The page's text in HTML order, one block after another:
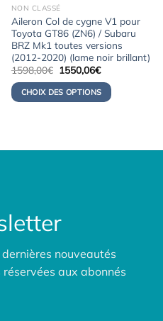
NON CLASSÉ
Aileron Col de cygne V1 pour
Toyota GT86 (ZN6) / Subaru
BRZ Mk1 toutes versions
(2012-2020) (lame noir brillant)
1598,00€ Le
prix
initial
était :
1598,00€.
1550,06€Le
actuel
est :
1550,06€.
CHOIX DES OPTIONS
nouveautés
aux abonnés